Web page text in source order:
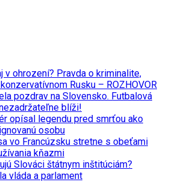
v ohrození? Pravda o kriminalite,
Rusku – ROZHOVOR
pozdrav na Slovensko. Futbalová
blíži!
opísal legendu pred smrťou ako
osobu
vo Francúzsku stretne s obeťami
kňazmi
Slováci štátnym inštitúciám?
vláda a parlament